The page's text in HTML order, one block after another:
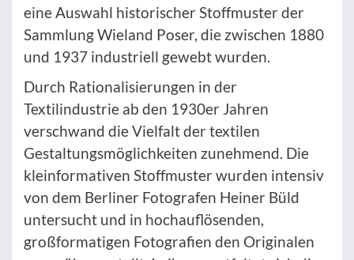
eine Auswahl historischer Stoffmuster der
Sammlung Wieland Poser, die zwischen 1880
und 1937 industriell gewebt wurden.
Durch Rationalisierungen in der
Textilindustrie ab den 1930er Jahren
verschwand die Vielfalt der textilen
Gestaltungsmöglichkeiten zunehmend. Die
kleinformativen Stoffmuster wurden intensiv
von dem Berliner Fotografen Heiner Büld
untersucht und in hochauflösenden,
großformatigen Fotografien den Originalen